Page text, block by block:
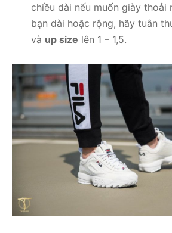
chiều dài nếu muốn giày thoải
bạn dài hoặc rộng, hãy tuân
và up size lên 1 – 1,5.